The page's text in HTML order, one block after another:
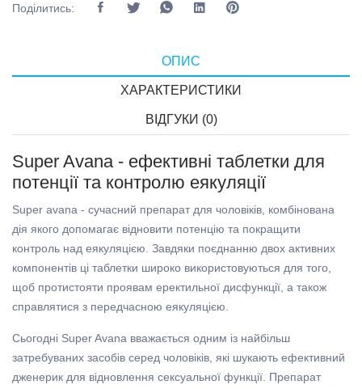
Поділитись:
ОПИС
ХАРАКТЕРИСТИКИ
ВІДГУКИ (0)
Super Avana - ефективні таблетки для
потенції та контролю еякуляції
Super avana - сучасний препарат для чоловіків, комбінована
дія якого допомагає відновити потенцію та покращити
контроль над еякуляцією. Завдяки поєднанню двох активних
компонентів ці таблетки широко використовуються для того,
щоб протистояти проявам еректильної дисфункції, а також
справлятися з передчасною еякуляцією.
Сьогодні Super Avana вважається одним із найбільш
затребуваних засобів серед чоловіків, які шукають ефективний
дженерик для відновлення сексуальної функції. Препарат